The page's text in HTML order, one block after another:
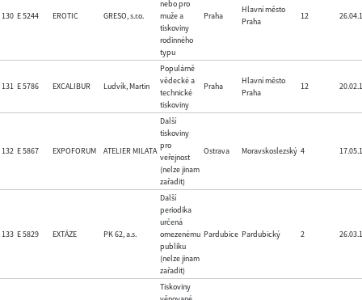
130 E 5244 EROTIC GRESO, s.r.o.
nebo pro
muže a
tiskoviny
rodinného
typu
Praha
Hlavní město
Praha
12
131 E 5786 EXCALIBUR Ludvík, Martin
Populárně
vědecké a
technické
tiskoviny
Praha
Hlavní město
Praha
12
132 E 5867 EXPOFORUM ATELIER MILATA
Další
tiskoviny
pro
veřejnost
(nelze jinam
zařadit)
Ostrava Moravskoslezský 4
133 E 5829 EXTÁZE PK 62, a.s.
Další
periodika
určená
omezenému
publiku
(nelze jinam
zařadit)
Pardubice Pardubický 2
Tiskoviny